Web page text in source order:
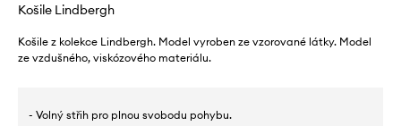
Košile Lindbergh
Košile z kolekce Lindbergh. Model vyroben ze vzorované látky. Model
ze vzdušného, ​​viskózového materiálu.
- Volný střih pro plnou svobodu pohybu.